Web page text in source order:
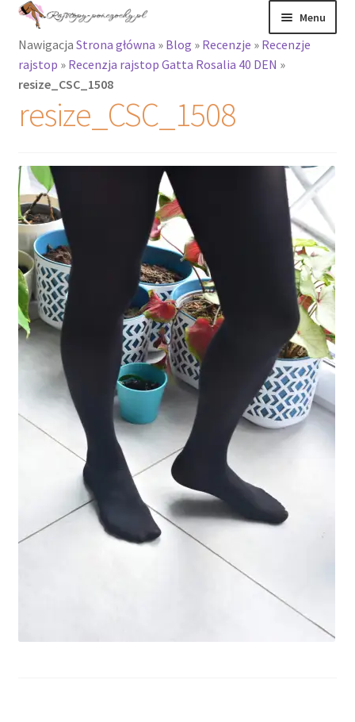
Przejdź
nawigacji
Przejdź
treści
Menu
Rajstopy
Rozwiń
menu
potomne
Podkolanówki i
skarpetki
Wszystkie
produkty
Recenzje
Rozwiń
menu
potomne
Nawigacja Strona główna » Blog » Recenzje » Recenzje
rajstop » Recenzja rajstop Gatta Rosalia 40 DEN »
resize_CSC_1508
resize_CSC_1508